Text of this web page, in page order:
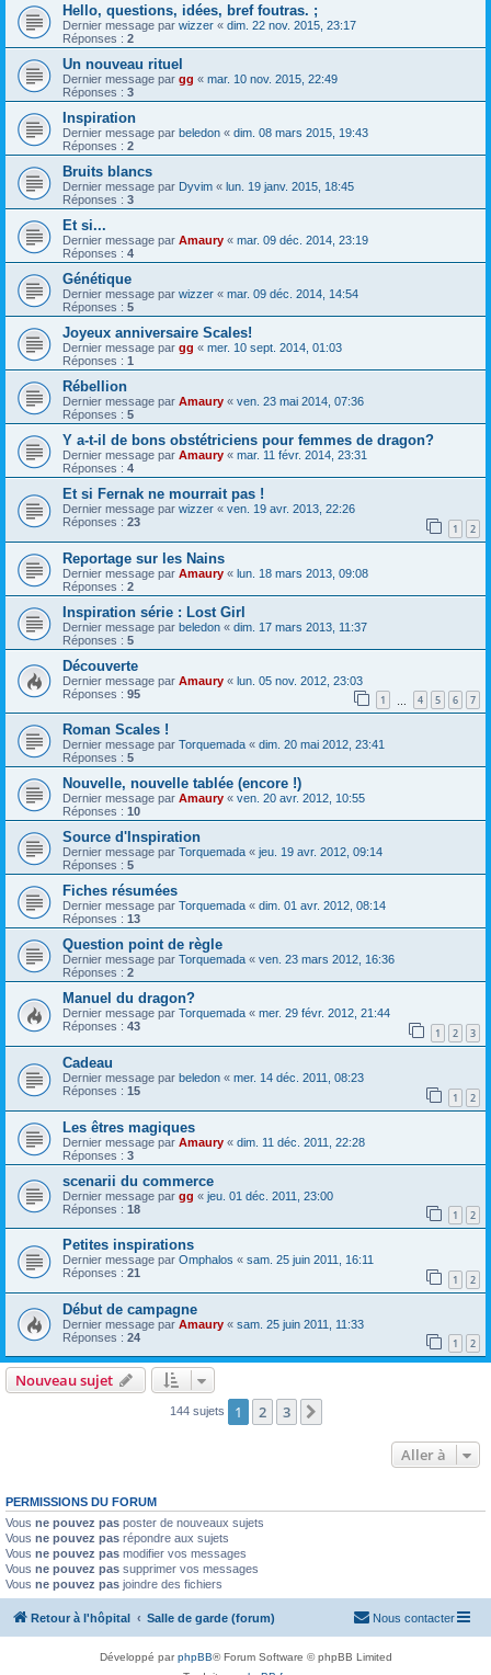
Hello, questions, idées, bref foutras. ;
Dernier message par wizzer « dim. 22 nov. 2015, 23:17
Réponses : 2
Un nouveau rituel
Dernier message par gg « mar. 10 nov. 2015, 22:49
Réponses : 3
Inspiration
Dernier message par beledon « dim. 08 mars 2015, 19:43
Réponses : 2
Bruits blancs
Dernier message par Dyvim « lun. 19 janv. 2015, 18:45
Réponses : 3
Et si...
Dernier message par Amaury « mar. 09 déc. 2014, 23:19
Réponses : 4
Génétique
Dernier message par wizzer « mar. 09 déc. 2014, 14:54
Réponses : 5
Joyeux anniversaire Scales!
Dernier message par gg « mer. 10 sept. 2014, 01:03
Réponses : 1
Rébellion
Dernier message par Amaury « ven. 23 mai 2014, 07:36
Réponses : 5
Y a-t-il de bons obstétriciens pour femmes de dragon?
Dernier message par Amaury « mar. 11 févr. 2014, 23:31
Réponses : 4
Et si Fernak ne mourrait pas !
Dernier message par wizzer « ven. 19 avr. 2013, 22:26
Réponses : 23 1 2
Reportage sur les Nains
Dernier message par Amaury « lun. 18 mars 2013, 09:08
Réponses : 2
Inspiration série : Lost Girl
Dernier message par beledon « dim. 17 mars 2013, 11:37
Réponses : 5
Découverte
Dernier message par Amaury « lun. 05 nov. 2012, 23:03
Réponses : 95 1 4 5 6 7
Roman Scales !
Dernier message par Torquemada « dim. 20 mai 2012, 23:41
Réponses : 5
Nouvelle, nouvelle tablée (encore !)
Dernier message par Amaury « ven. 20 avr. 2012, 10:55
Réponses : 10
Source d'Inspiration
Dernier message par Torquemada « jeu. 19 avr. 2012, 09:14
Réponses : 5
Fiches résumées
Dernier message par Torquemada « dim. 01 avr. 2012, 08:14
Réponses : 13
Question point de règle
Dernier message par Torquemada « ven. 23 mars 2012, 16:36
Réponses : 2
Manuel du dragon?
Dernier message par Torquemada « mer. 29 févr. 2012, 21:44
Réponses : 43 1 2 3
Cadeau
Dernier message par beledon « mer. 14 déc. 2011, 08:23
Réponses : 15 1 2
Les êtres magiques
Dernier message par Amaury « dim. 11 déc. 2011, 22:28
Réponses : 3
scenarii du commerce
Dernier message par gg « jeu. 01 déc. 2011, 23:00
Réponses : 18 1 2
Petites inspirations
Dernier message par Omphalos « sam. 25 juin 2011, 16:11
Réponses : 21 1 2
Début de campagne
Dernier message par Amaury « sam. 25 juin 2011, 11:33
Réponses : 24 1 2
Nouveau sujet
144 sujets 1 2 3
Aller à
PERMISSIONS DU FORUM
Vous ne pouvez pas poster de nouveaux sujets
Vous ne pouvez pas répondre aux sujets
Vous ne pouvez pas modifier vos messages
Vous ne pouvez pas supprimer vos messages
Vous ne pouvez pas joindre des fichiers
Retour à l'hôpital Salle de garde (forum) Nous contacter
Développé parphpBB® Forum Software © phpBB Limited